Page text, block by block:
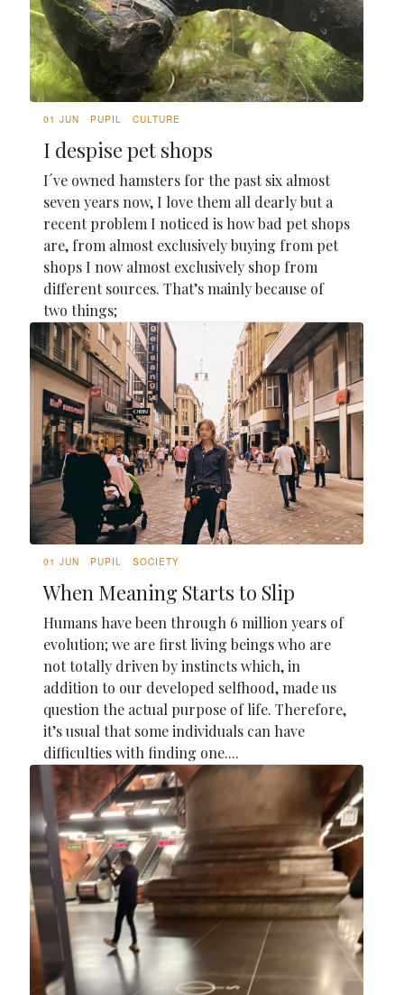
01 JUN PUPIL CULTURE
I despise pet shops
I´ve owned hamsters for the past six almost
seven years now, I love them all dearly but a
recent problem I noticed is how bad pet shops
are, from almost exclusively buying from pet
shops I now almost exclusively shop from
different sources. That’s mainly because of
two things;
01 JUN PUPIL SOCIETY
When Meaning Starts to Slip
Humans have been through 6 million years of
evolution; we are first living beings who are
not totally driven by instincts which, in
addition to our developed selfhood, made us
question the actual purpose of life. Therefore,
it’s usual that some individuals can have
difficulties with finding one....